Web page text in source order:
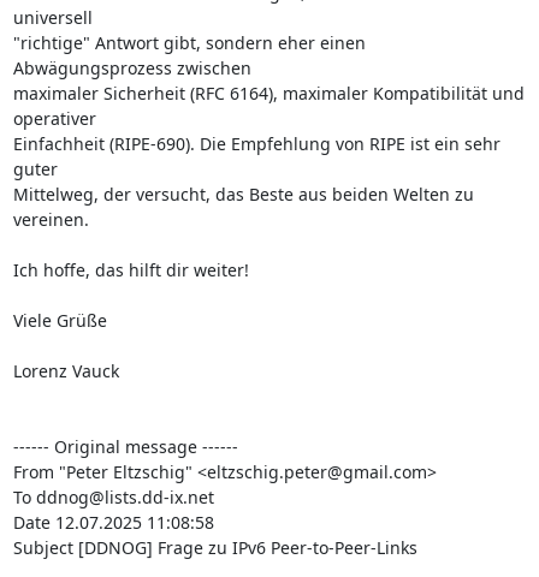
universell
"richtige" Antwort gibt, sondern eher einen
Abwägungsprozess zwischen
maximaler Sicherheit (RFC 6164), maximaler Kompatibilität und
operativer
Einfachheit (RIPE-690). Die Empfehlung von RIPE ist ein sehr
guter
Mittelweg, der versucht, das Beste aus beiden Welten zu
vereinen.
Ich hoffe, das hilft dir weiter!
Viele Grüße
Lorenz Vauck
------ Original message ------
From "Peter Eltzschig" <eltzschig.peter@gmail.com>
To ddnog@lists.dd-ix.net
Date 12.07.2025 11:08:58
Subject [DDNOG] Frage zu IPv6 Peer-to-Peer-Links